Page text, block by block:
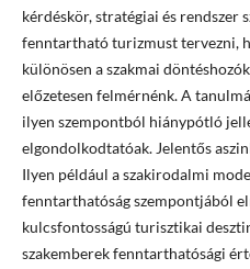
kérdéskör, stratégiai és rendszer
fenntartható turizmust tervezni,
különösen a szakmai
előzetesen felmérnénk. A
ilyen szempontból hiánypótló
elgondolkodtatóak. Jelentős
Ilyen például a szakirodalmi
fenntarthatóság szempontjából
kulcsfontosságú turisztikai
szakemberek fenntarthatósági